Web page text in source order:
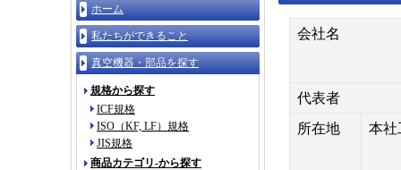
ホーム
私たちができること
真空機器・部品を探す
規格から探す
ICF規格
ISO（KF, LF）規格
JIS規格
商品カテゴリ-から探す
会社名
代表者
所在地
本社